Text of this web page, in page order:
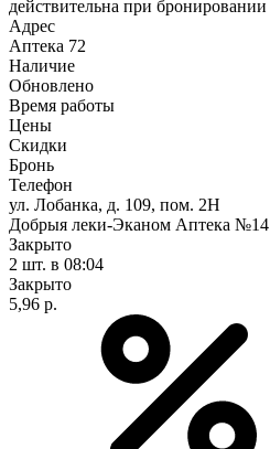
действительна при бронировании
Адрес
Аптека 72
Наличие
Обновлено
Время работы
Цены
Скидки
Бронь
Телефон
ул. Лобанка, д. 109, пом. 2Н
Добрыя леки-Эканом Аптека №14
Закрыто
2 шт. в 08:04
Закрыто
5,96 р.